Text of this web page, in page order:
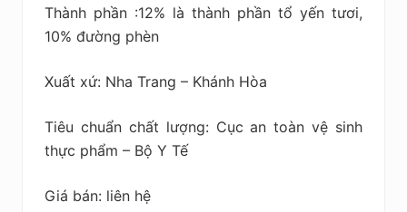
Thành phần :12% là thành phần tổ yến tươi,
10% đường phèn
Xuất xứ: Nha Trang – Khánh Hòa
Tiêu chuẩn chất lượng: Cục an toàn vệ sinh
thực phẩm – Bộ Y Tế
Giá bán: liên hệ